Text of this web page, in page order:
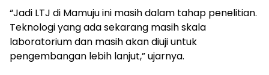
“Jadi LTJ di Mamuju ini masih dalam tahap penelitian.
Teknologi yang ada sekarang masih skala
laboratorium dan masih akan diuji untuk
pengembangan lebih lanjut,” ujarnya.